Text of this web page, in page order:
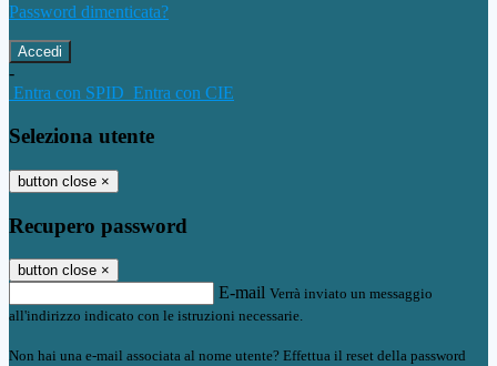
Password dimenticata?
-
Entra con SPID Entra con CIE
Seleziona utente
button close ×
Recupero password
button close ×
E-mail Verrà inviato un messaggio
all'indirizzo indicato con le istruzioni necessarie.
Non hai una e-mail associata al nome utente? Effettua il reset della password